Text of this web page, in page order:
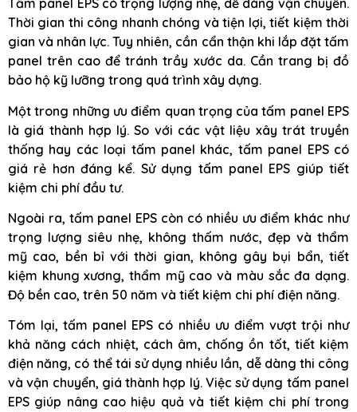
Tấm panel EPS có trọng lượng nhẹ, dễ dàng vận chuyển.
Thời gian thi công nhanh chóng và tiện lợi, tiết kiệm thời
gian và nhân lực. Tuy nhiên, cần cẩn thận khi lắp đặt tấm
panel trên cao để tránh trầy xước da. Cần trang bị đồ
bảo hộ kỹ lưỡng trong quá trình xây dựng.
Một trong những ưu điểm quan trọng của tấm panel EPS
là giá thành hợp lý. So với các vật liệu xây trát truyền
thống hay các loại tấm panel khác, tấm panel EPS có
giá rẻ hơn đáng kể. Sử dụng tấm panel EPS giúp tiết
kiệm chi phí đầu tư.
Ngoài ra, tấm panel EPS còn có nhiều ưu điểm khác như
trọng lượng siêu nhẹ, không thấm nước, đẹp và thẩm
mỹ cao, bền bỉ với thời gian, không gây bụi bẩn, tiết
kiệm khung xương, thẩm mỹ cao và màu sắc đa dạng.
Độ bền cao, trên 50 năm và tiết kiệm chi phí điện năng.
Tóm lại, tấm panel EPS có nhiều ưu điểm vượt trội như
khả năng cách nhiệt, cách âm, chống ồn tốt, tiết kiệm
điện năng, có thể tái sử dụng nhiều lần, dễ dàng thi công
và vận chuyển, giá thành hợp lý. Việc sử dụng tấm panel
EPS giúp nâng cao hiệu quả và tiết kiệm chi phí trong